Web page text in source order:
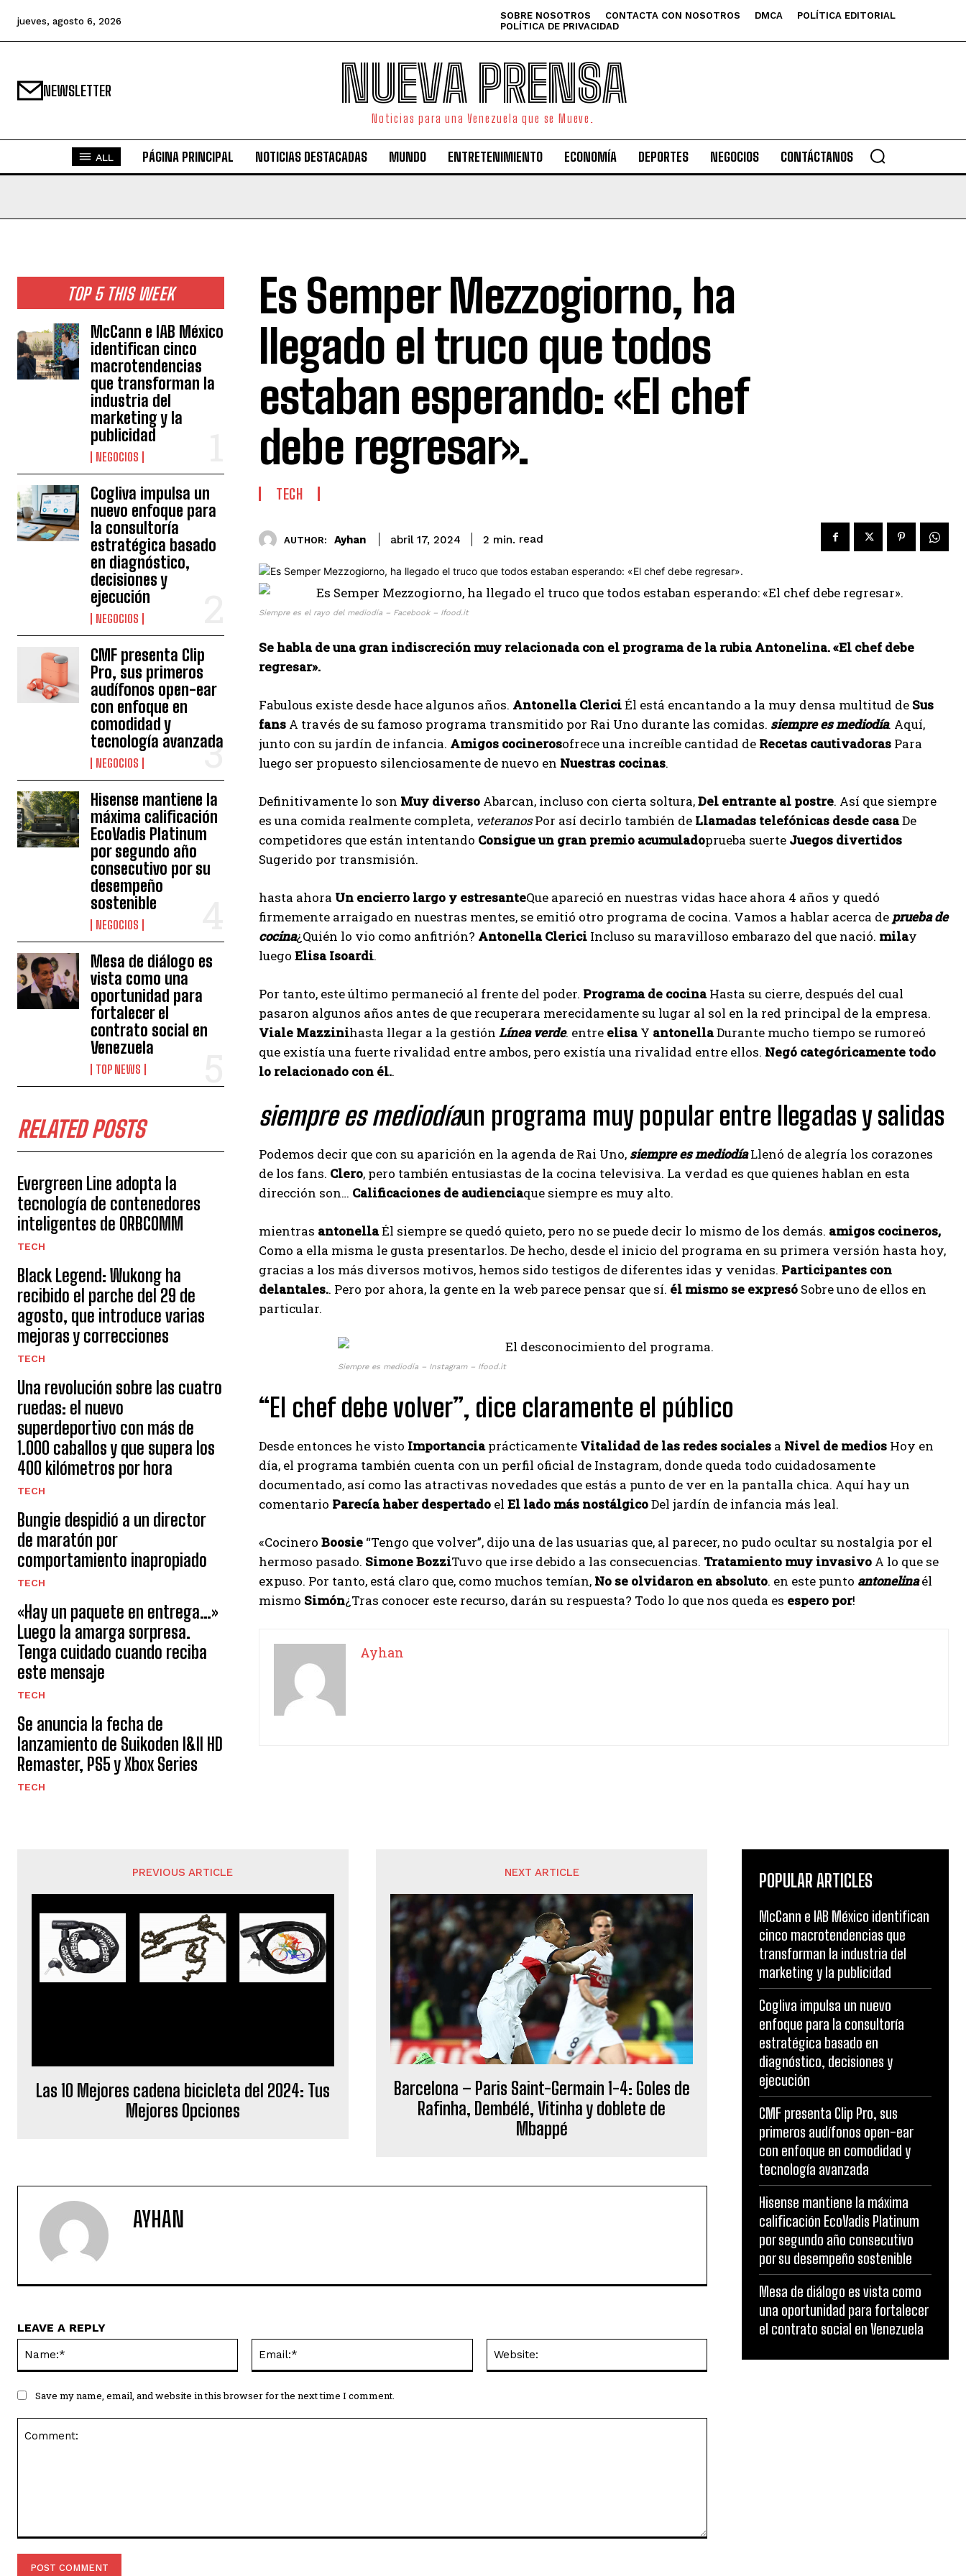
I WANT IN
I've read and accept the Privacy Policy.
jueves, agosto 6, 2026 SOBRE NOSOTROS CONTACTA CON NOSOTROS DMCA
POLÍTICA EDITORIAL
POLÍTICA DE PRIVACIDAD
NEWSLETTER NUEVA PRENSA
Noticias para una Venezuela que se Mueve.
ALL PÁGINA PRINCIPAL NOTICIAS DESTACADAS MUNDO ENTRETENIMIENTO ECONOMÍA DEPORTES NEGOCIOS CONTÁCTANOS
TOP 5 THIS WEEK
McCann e IAB México
identifican cinco
macrotendencias
que transforman la
industria del
marketing y la
publicidad
NEGOCIOS
Cogliva impulsa un
nuevo enfoque para
la consultoría
estratégica basado
en diagnóstico,
decisiones y
ejecución
NEGOCIOS
CMF presenta Clip
Pro, sus primeros
audífonos open-ear
con enfoque en
comodidad y
tecnología avanzada
NEGOCIOS
Hisense mantiene la
máxima calificación
EcoVadis Platinum
por segundo año
consecutivo por su
desempeño
sostenible
NEGOCIOS
Mesa de diálogo es
vista como una
oportunidad para
fortalecer el
contrato social en
Venezuela
TOP NEWS
RELATED POSTS
Evergreen Line adopta la
tecnología de contenedores
inteligentes de ORBCOMM
TECH
Black Legend: Wukong ha
recibido el parche del 29 de
agosto, que introduce varias
mejoras y correcciones
TECH
Una revolución sobre las cuatro
ruedas: el nuevo
superdeportivo con más de
1.000 caballos y que supera los
400 kilómetros por hora
TECH
Bungie despidió a un director
de maratón por
comportamiento inapropiado
TECH
«Hay un paquete en entrega…»
Luego la amarga sorpresa.
Tenga cuidado cuando reciba
este mensaje
TECH
Se anuncia la fecha de
lanzamiento de Suikoden I&II HD
Remaster, PS5 y Xbox Series
TECH
Es Semper Mezzogiorno, ha
llegado el truco que todos
estaban esperando: «El chef
debe regresar».
TECH
AUTHOR: Ayhan abril 17, 2024 2 min. read
Siempre es el rayo del mediodía – Facebook – Ifood.it
Se habla de una gran indiscreción muy relacionada con el programa de la rubia Antonelina. «El chef debe
regresar».
Fabulous existe desde hace algunos años. Antonella ClericiÉl está encantando a la muy densa multitud de Sus
fans A través de su famoso programa transmitido por Rai Uno durante las comidas. siempre es mediodía. Aquí,
junto con su jardín de infancia. Amigos cocinerosofrece una increíble cantidad de Recetas cautivadoras Para
luego ser propuesto silenciosamente de nuevo en Nuestras cocinas.
Definitivamente lo son Muy diverso Abarcan, incluso con cierta soltura,Del entrante al postre. Así que siempre
es una comida realmente completa, veteranosPor así decirlo también de Llamadas telefónicas desde casaDe
competidores que están intentando Consigue un gran premio acumuladoprueba suerte Juegos divertidos
Sugerido por transmisión.
hasta ahora Un encierro largo y estresanteQue apareció en nuestras vidas hace ahora 4 años y quedó
firmemente arraigado en nuestras mentes, se emitió otro programa de cocina. Vamos a hablar acerca de prueba de
cocina¿Quién lo vio como anfitrión? Antonella Clerici Incluso su maravilloso embarazo del que nació. milay
luego Elisa Isoardi.
Por tanto, este último permaneció al frente del poder. Programa de cocinaHasta su cierre, después del cual
pasaron algunos años antes de que recuperara merecidamente su lugar al sol en la red principal de la empresa.
Viale Mazzinihasta llegar a la gestión Línea verde. entre elisaY antonellaDurante mucho tiempo se rumoreó
que existía una fuerte rivalidad entre ambos, pero existía una rivalidad entre ellos. Negó categóricamente todo
lo relacionado con él..
siempre es mediodíaun programa muy popular entre llegadas y salidas
Podemos decir que con su aparición en la agenda de Rai Uno, siempre es mediodíaLlenó de alegría los corazones
de los fans. Clero, pero también entusiastas de la cocina televisiva. La verdad es que quienes hablan en esta
dirección son… Calificaciones de audienciaque siempre es muy alto.
mientras antonellaÉl siempre se quedó quieto, pero no se puede decir lo mismo de los demás. amigos cocineros,
Como a ella misma le gusta presentarlos. De hecho, desde el inicio del programa en su primera versión hasta hoy,
gracias a los más diversos motivos, hemos sido testigos de diferentes idas y venidas. Participantes con
delantales.. Pero por ahora, la gente en la web parece pensar que sí. él mismo se expresó Sobre uno de ellos en
particular.
Siempre es mediodía – Instagram – Ifood.it
“El chef debe volver”, dice claramente el público
Desde entonces he visto Importanciaprácticamente Vitalidad de las redes sociales a Nivel de medios Hoy en
día, el programa también cuenta con un perfil oficial de Instagram, donde queda todo cuidadosamente
documentado, así como las atractivas novedades que estás a punto de ver en la pantalla chica. Aquí hay un
comentario Parecía haber despertado el El lado más nostálgicoDel jardín de infancia más leal.
«Cocinero Boosie “Tengo que volver”, dijo una de las usuarias que, al parecer, no pudo ocultar su nostalgia por el
hermoso pasado. Simone BozziTuvo que irse debido a las consecuencias. Tratamiento muy invasivo A lo que se
expuso. Por tanto, está claro que, como muchos temían, No se olvidaron en absoluto. en este punto antonelina él
mismo Simón¿Tras conocer este recurso, darán su respuesta? Todo lo que nos queda es espero por!
n
d
o
Ayhan
PREVIOUS ARTICLE
Las 10 Mejores cadena bicicleta del 2024: Tus
Mejores Opciones
NEXT ARTICLE
Barcelona – Paris Saint-Germain 1-4: Goles de
Rafinha, Dembélé, Vitinha y doblete de
Mbappé
AYHAN
LEAVE A REPLY
Save my name, email, and website in this browser for the next time I comment.
POPULAR ARTICLES
McCann e IAB México identifican
cinco macrotendencias que
transforman la industria del
marketing y la publicidad
Cogliva impulsa un nuevo
enfoque para la consultoría
estratégica basado en
diagnóstico, decisiones y
ejecución
CMF presenta Clip Pro, sus
primeros audífonos open-ear
con enfoque en comodidad y
tecnología avanzada
Hisense mantiene la máxima
calificación EcoVadis Platinum
por segundo año consecutivo
por su desempeño sostenible
Mesa de diálogo es vista como
una oportunidad para fortalecer
el contrato social en Venezuela